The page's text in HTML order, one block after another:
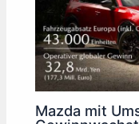
Mazda mit